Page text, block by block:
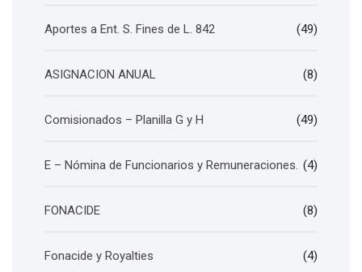
Aportes a Ent. S. Fines de L. 842 (49)
ASIGNACION ANUAL (8)
Comisionados – Planilla G y H (49)
E – Nómina de Funcionarios y Remuneraciones. (4)
FONACIDE (8)
Fonacide y Royalties (4)